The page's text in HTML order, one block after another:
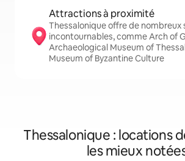
Attractions à proximité
Thessalonique offre de nombreux
incontournables, comme Arch of
Archaeological Museum of
Museum of Byzantine Culture
Thessalonique : locations
les mieux